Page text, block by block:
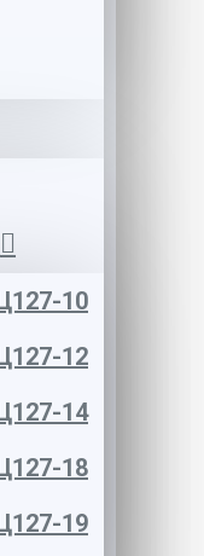
10
12
14
18
19